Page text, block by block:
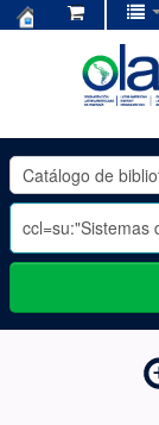
OLADE
-